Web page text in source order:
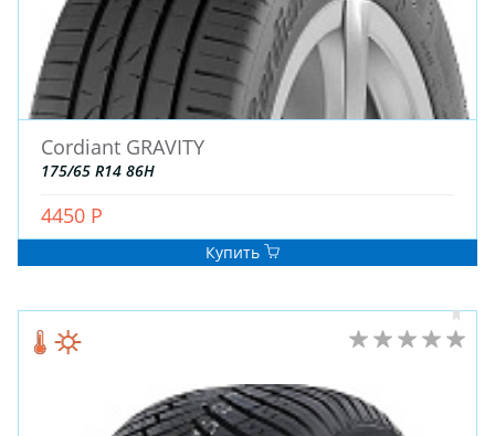
Cordiant GRAVITY
175/65 R14 86H
4450 Р
Купить